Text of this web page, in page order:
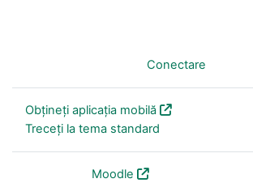
Conectare
Obțineți aplicația mobilă
Treceți la tema standard
Moodle